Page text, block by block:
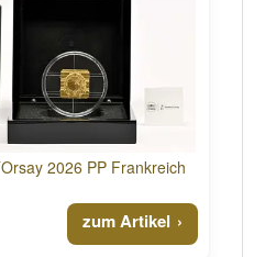
2026 PP Frankreich
zum Artikel